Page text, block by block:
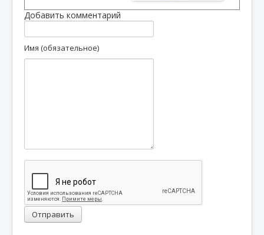
Добавить комментарий
Имя (обязательное)
Отправить